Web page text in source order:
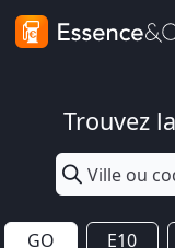
Trouvez
GO E10